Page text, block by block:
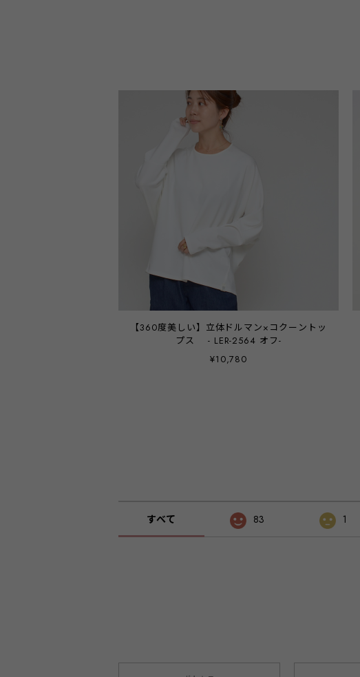
【360度美しい】立体ドルマン×コクーントッ
プス - LER-2564 オフ-
¥10,780
すべて 83 1